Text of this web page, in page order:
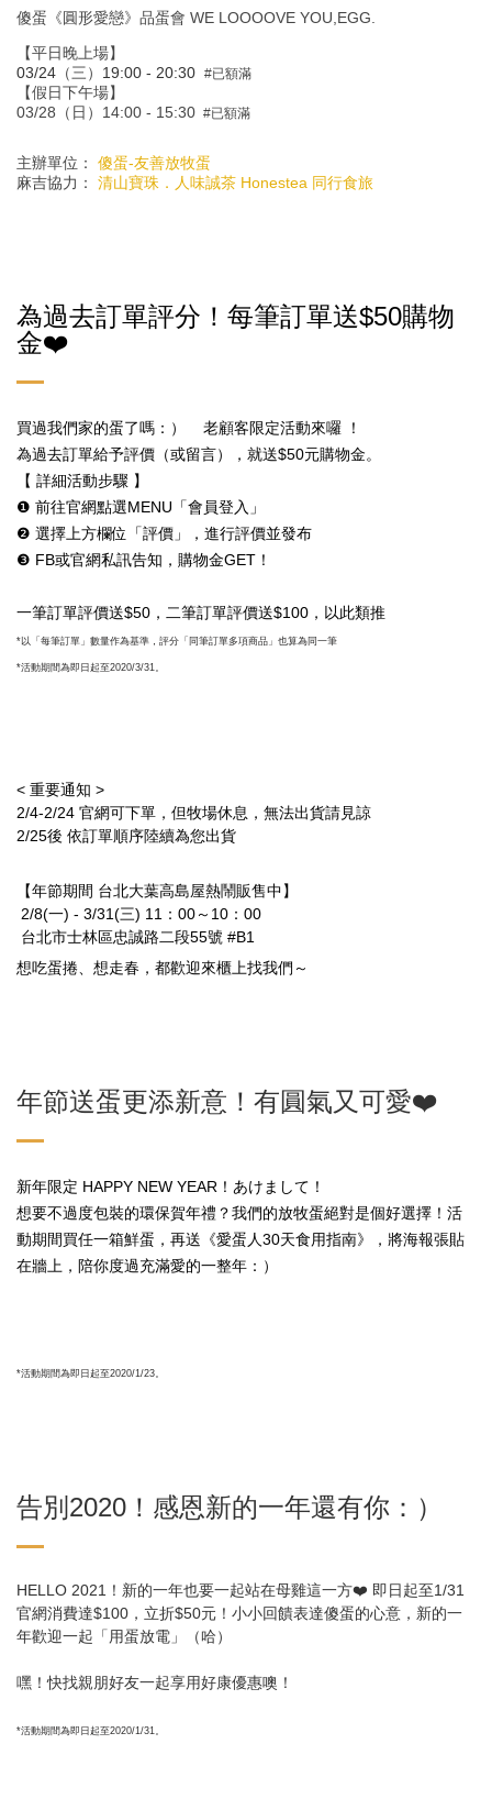
傻蛋《圓形愛戀》品蛋會 WE LOOOOVE YOU EGG.
【平日晚上場】
03/24 （三） 19:00 - 20:30 #已額滿
【假日下午場】
03/28 （日） 14:00 - 15:30 #已額滿
主辦單位： 傻蛋-友善放牧蛋
麻吉協力：
清山寶珠．人味誠茶 Honestea 同行食旅
為過去訂單評分！每筆訂單送$50購物
金❤️
買過我們家的蛋了嗎：） 老顧客限定活動來囉
！
為過去訂單給予評價（或留言），就送$50元購物金。
【 詳細活動步驟 】
❶ 前往官網點選MENU「會員登入」
❷ 選擇上方欄位「評價」，進行評價並發布
❸ FB或官網私訊告知，購物金GET！
一筆訂單評價送$50，二筆訂單評價送$100，以此類推
*以「每筆訂單」數量作為基準，評分「同筆訂單多項商品」也算為同一筆
*活動期間為即日起至2020/3/31。
< 重要通知 >
2/4-2/24 官網可下單，但牧場休息，無法出貨請見諒
2/25後 依訂單順序陸續為您出貨
【年節期間 台北大葉高島屋熱鬧販售中】
2/8(一) - 3/31(三) 11：00～10：00
台北市士林區忠誠路二段55號 #B1
想吃蛋捲、想走春，都歡迎來櫃上找我們～
年節送蛋更添新意！有圓氣又可愛❤️
新年限定 HAPPY NEW YEAR！ あけまして！
想要不過度包裝的環保賀年禮？我們的放牧蛋絕對是個好選擇！活
動期間買任一箱鮮蛋， 再送《愛蛋人30天食用指南》，將海報張貼
在牆上，陪你度過充滿愛的一整年：）
*活動期間為即日起至2020/1/23。
告別2020！感恩新的一年還有你：）
HELLO 2021！新的一年也要一起站在母雞這一方❤️ 即日起至1/31
官網消費達$100，立折$50元！小小回饋表達傻蛋的心意，新的一
年歡迎一起「用蛋放電」（哈）
嘿！快找親朋好友一起享用好康優惠噢！
*活動期間為即日起至2020/1/31。